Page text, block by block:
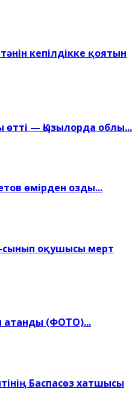
кепілдікке қоятын
— Қызылорда облы...
өмірден озды...
оқушысы мерт
атанды (ФОТО)...
Баспасөз хатшысы